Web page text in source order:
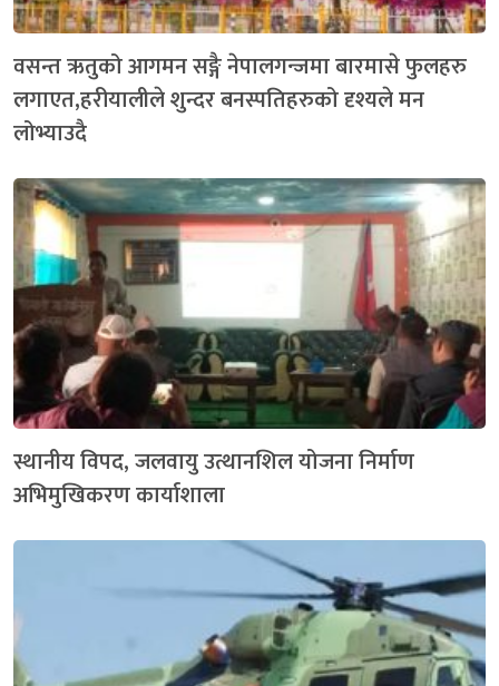
वसन्त ऋतुको आगमन सङ्गै नेपालगन्जमा बारमासे फुलहरु
लगाएत,हरीयालीले शुन्दर बनस्पतिहरुको दृश्यले मन
लोभ्याउदै
स्थानीय विपद, जलवायु उत्थानशिल योजना निर्माण
अभिमुखिकरण कार्याशाला